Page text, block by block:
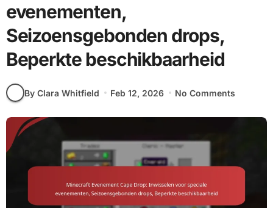
evenementen,
Seizoensgebonden drops,
Beperkte beschikbaarheid
By Clara Whitfield Feb 12, 2026 No Comments